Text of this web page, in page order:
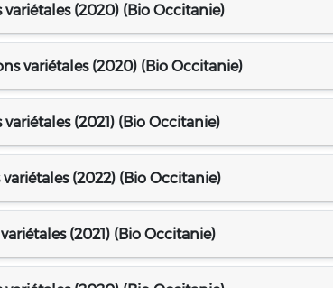
(2020) (Bio Occitanie)
variétales (2020) (Bio Occitanie)
(2021) (Bio Occitanie)
(2022) (Bio Occitanie)
(2021) (Bio Occitanie)